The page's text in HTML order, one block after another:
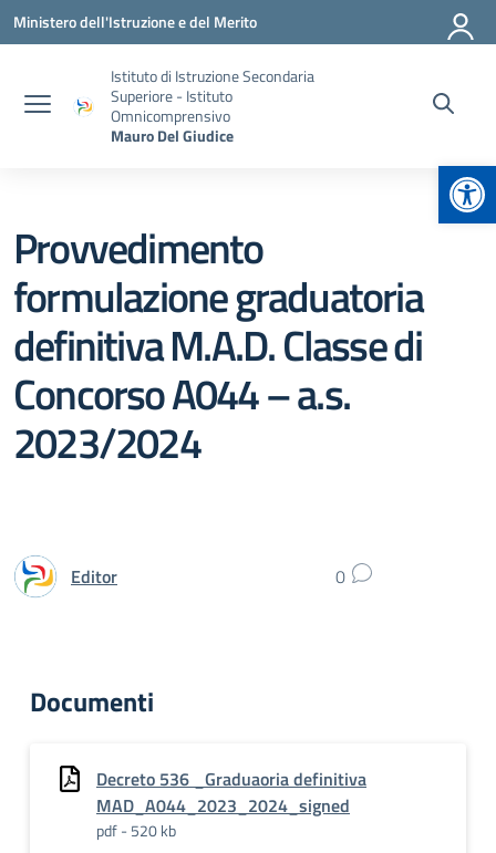
Vai ai contenuti
Vai al menu di navigazione
Vai al footer
Ministero dell'Istruzione e del Merito
Istituto di Istruzione Secondaria
Superiore - Istituto
Omnicomprensivo
Mauro Del Giudice
Provvedimento
formulazione graduatoria
definitiva M.A.D. Classe di
Concorso A044 – a.s.
2023/2024
Editor 0
Documenti
Decreto 536 _Graduaoria definitiva
MAD_A044_2023_2024_signed
pdf - 520 kb